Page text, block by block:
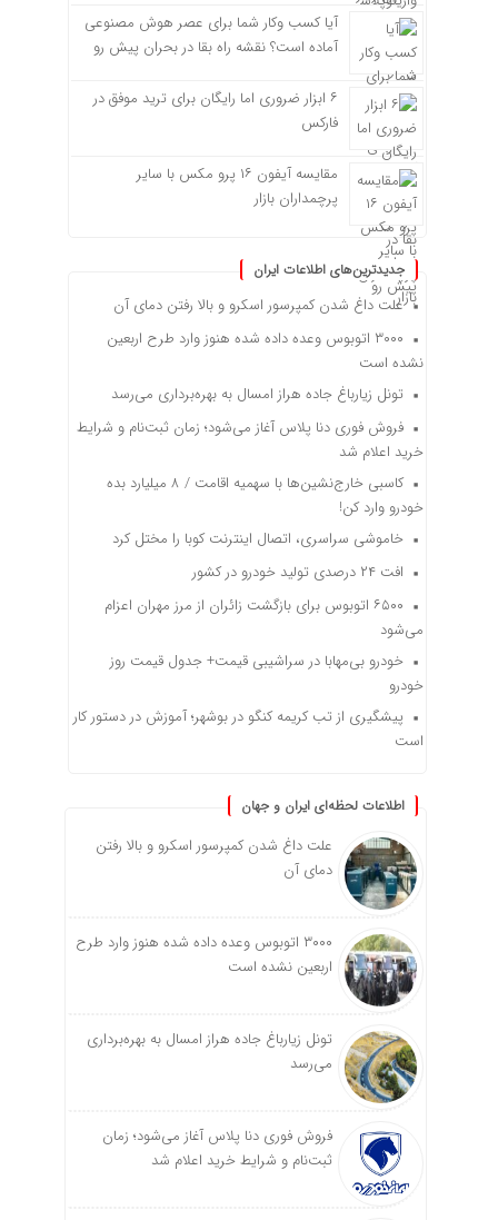
آیا کسب وکار شما برای عصر هوش مصنوعی
آماده است؟ نقشه راه بقا در بحران پیش رو
۶ ابزار ضروری اما رایگان برای ترید موفق در
فارکس
مقایسه آیفون ۱۶ پرو مکس با سایر
پرچمداران بازار
جدیدترین‌های اطلاعات ایران
علت داغ شدن کمپرسور اسکرو و بالا رفتن دمای آن
۳۰۰۰ اتوبوس وعده داده شده هنوز وارد طرح اربعین
نشده است
تونل زیارباغ جاده هراز امسال به بهره‌برداری می‌رسد
فروش فوری دنا پلاس آغاز می‌شود؛ زمان ثبت‌نام و شرایط
خرید اعلام شد
کاسبی خارج‌نشین‌ها با سهمیه اقامت / ۸ میلیارد بده
خودرو وارد کن!
خاموشی سراسری، اتصال اینترنت کوبا را مختل کرد
افت ۲۴ درصدی تولید خودرو در کشور
۶۵۰۰ اتوبوس برای بازگشت زائران از مرز مهران اعزام
می‌شود
خودرو بی‌مهابا در سراشیبی قیمت+ جدول قیمت روز
خودرو
پیشگیری از تب کریمه کنگو در بوشهر؛ آموزش در دستور کار
است
اطلاعات لحظه‌ای ایران و جهان
علت داغ شدن کمپرسور اسکرو و بالا رفتن
دمای آن
۳۰۰۰ اتوبوس وعده داده شده هنوز وارد طرح
اربعین نشده است
تونل زیارباغ جاده هراز امسال به بهره‌برداری
می‌رسد
فروش فوری دنا پلاس آغاز می‌شود؛ زمان
ثبت‌نام و شرایط خرید اعلام شد